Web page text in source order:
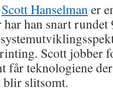
Scott Hanselmaner
han snart rundet
Scott jobber
får teknologiene
blir slitsomt.